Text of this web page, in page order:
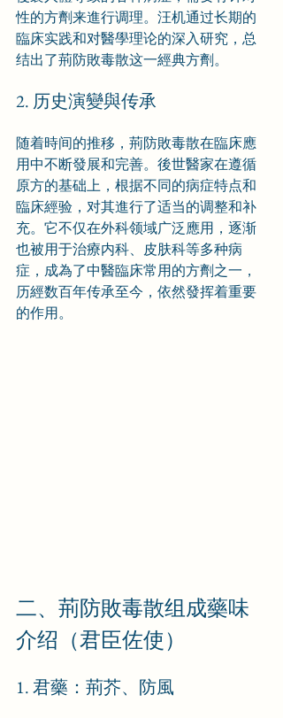
性的方劑来進行调理。汪机通过长期的
臨床实践和对醫學理论的深入研究，总
结出了荊防敗毒散这一經典方劑。
2. 历史演變與传承
随着時间的推移，荊防敗毒散在臨床應
用中不断發展和完善。後世醫家在遵循
原方的基础上，根据不同的病症特点和
臨床經验，对其進行了适当的调整和补
充。它不仅在外科领域广泛應用，逐渐
也被用于治療内科、皮肤科等多种病
症，成為了中醫臨床常用的方劑之一，
历經数百年传承至今，依然發挥着重要
的作用。
二、荊防敗毒散组成藥味
介绍（君臣佐使）
1. 君藥：荊芥、防風